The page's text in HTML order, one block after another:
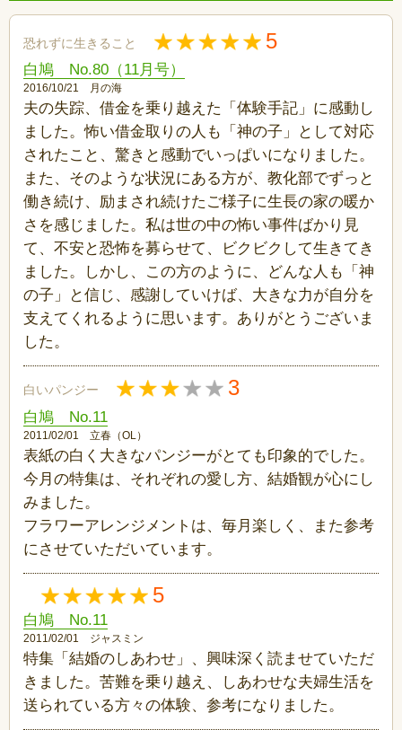
恐れずに生きること 5
白鳩 No.80（11月号）
2016/10/21 月の海
夫の失踪、借金を乗り越えた「体験手記」に感動し
ました。怖い借金取りの人も「神の子」として対応
されたこと、驚きと感動でいっぱいになりました。
また、そのような状況にある方が、教化部でずっと
働き続け、励まされ続けたご様子に生長の家の暖か
さを感じました。私は世の中の怖い事件ばかり見
て、不安と恐怖を募らせて、ビクビクして生きてき
ました。しかし、この方のように、どんな人も「神
の子」と信じ、感謝していけば、大きな力が自分を
支えてくれるように思います。ありがとうございま
した。
白いパンジー 3
白鳩 No.11
2011/02/01 立春（OL）
表紙の白く大きなパンジーがとても印象的でした。
今月の特集は、それぞれの愛し方、結婚観が心にし
みました。
フラワーアレンジメントは、毎月楽しく、また参考
にさせていただいています。
5
白鳩 No.11
2011/02/01 ジャスミン
特集「結婚のしあわせ」、興味深く読ませていただ
きました。苦難を乗り越え、しあわせな夫婦生活を
送られている方々の体験、参考になりました。